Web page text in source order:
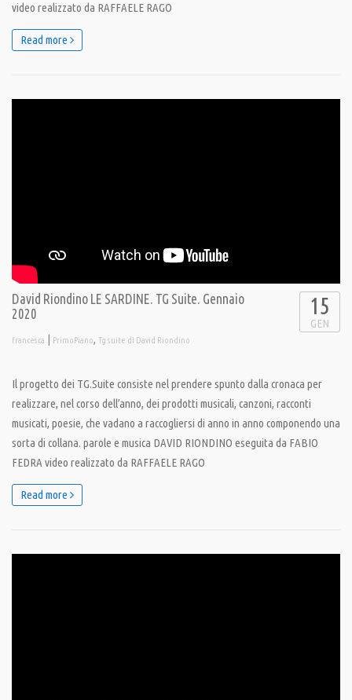
video realizzato da RAFFAELE RAGO
Read more
David Riondino LE SARDINE. TG Suite. Gennaio
2020
francesca | PrimoPiano, Tg suite di David Riondino
15
GEN
Il progetto dei TG.Suite consiste nel prendere spunto dalla cronaca per
realizzare, nel corso dell’anno, dei prodotti musicali, canzoni, racconti
musicati, poesie, che vadano a raccogliersi di anno in anno componendo una
sorta di collana. parole e musica DAVID RIONDINO eseguita da FABIO
FEDRA video realizzato da RAFFAELE RAGO
Read more